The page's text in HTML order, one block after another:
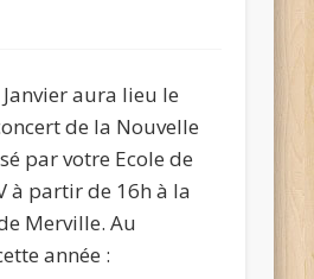
aura lieu le
de la Nouvelle
par votre Ecole de
à partir de 16h à la
Merville. Au
année :